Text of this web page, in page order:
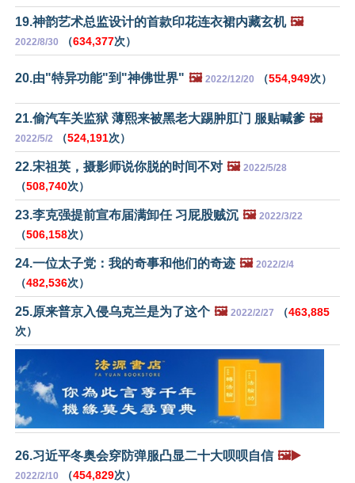
19.神韵艺术总监设计的首款印花连衣裙内藏玄机 🖼️
2022/8/30 （634,377次）
20.由"特异功能"到"神佛世界" 🖼️ 2022/12/20 （554,949次）
21.偷汽车关监狱 薄熙来被黑老大踢肿肛门 服贴喊爹 🖼️
2022/5/2 （524,191次）
22.宋祖英，摄影师说你脱的时间不对 🖼️ 2022/5/28
（508,740次）
23.李克强提前宣布届满卸任 习屁股贼沉 🖼️ 2022/3/22
（506,158次）
24.一位太子党：我的奇事和他们的奇迹 🖼️ 2022/2/4
（482,536次）
25.原来普京入侵乌克兰是为了这个 🖼️ 2022/2/27 （463,885
次）
26.习近平冬奥会穿防弹服凸显二十大呗呗自信 🖼️▶️
2022/2/10 （454,829次）